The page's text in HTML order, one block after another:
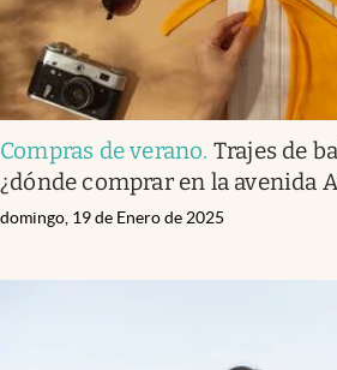
Compras de verano. Trajes de
¿dónde comprar en la avenida
domingo, 19 de Enero de 2025